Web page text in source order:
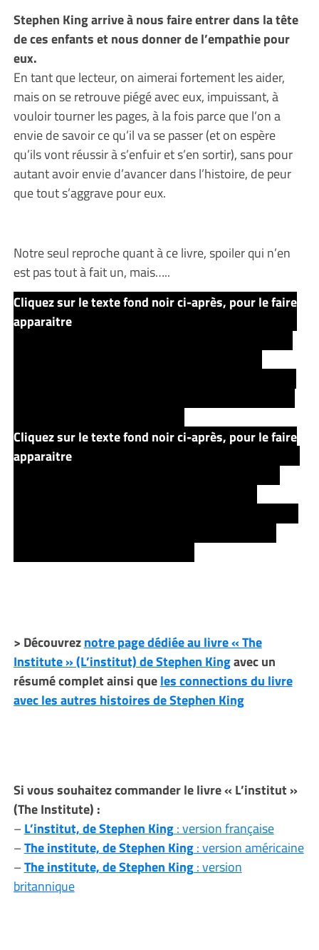
Stephen King arrive à nous faire entrer dans la tête
de ces enfants et nous donner de l’empathie pour
eux.
En tant que lecteur, on aimerai fortement les aider,
mais on se retrouve piégé avec eux, impuissant, à
vouloir tourner les pages, à la fois parce que l’on a
envie de savoir ce qu’il va se passer (et on espère
qu’ils vont réussir à s’enfuir et s’en sortir), sans pour
autant avoir envie d’avancer dans l’histoire, de peur
que tout s’aggrave pour eux.
Notre seul reproche quant à ce livre, spoiler qui n’en
est pas tout à fait un, mais…..
Cliquez sur le texte fond noir ci-après, pour le faire
apparaitrenotre seul reproche réside dans le fait que
Cliquez sur le texte fond noir ci-après, pour le faire
apparaitreL’histoire n’est donc pas directement liée à
> Découvreznotre page dédiée au livre « The
Institute » (L’institut) de Stephen Kingavec un
résumé complet ainsi queles connections du livre
avec les autres histoires de Stephen King
Si vous souhaitez commander le livre« L’institut »
(The Institute) :
–L’institut, de Stephen King: version française
–The institute, de Stephen King: version américaine
–The institute, de Stephen King: version
britannique